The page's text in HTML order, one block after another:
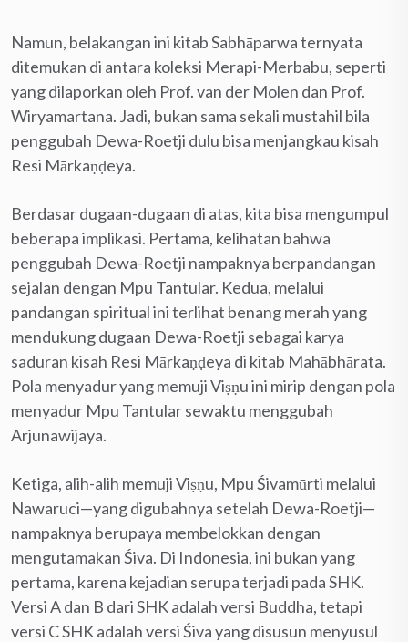
Namun, belakangan ini kitab Sabhāparwa ternyata
ditemukan di antara koleksi Merapi-Merbabu, seperti
yang dilaporkan oleh Prof. van der Molen dan Prof.
Wiryamartana. Jadi, bukan sama sekali mustahil bila
penggubah Dewa-Roetji dulu bisa menjangkau kisah
Resi Mārkaṇḍeya.
Berdasar dugaan-dugaan di atas, kita bisa mengumpul
beberapa implikasi. Pertama, kelihatan bahwa
penggubah Dewa-Roetji nampaknya berpandangan
sejalan dengan Mpu Tantular. Kedua, melalui
pandangan spiritual ini terlihat benang merah yang
mendukung dugaan Dewa-Roetji sebagai karya
saduran kisah Resi Mārkaṇḍeya di kitab Mahābhārata.
Pola menyadur yang memuji Viṣṇu ini mirip dengan pola
menyadur Mpu Tantular sewaktu menggubah
Arjunawijaya.
Ketiga, alih-alih memuji Viṣṇu, Mpu Śivamūrti melalui
Nawaruci—yang digubahnya setelah Dewa-Roetji—
nampaknya berupaya membelokkan dengan
mengutamakan Śiva. Di Indonesia, ini bukan yang
pertama, karena kejadian serupa terjadi pada SHK.
Versi A dan B dari SHK adalah versi Buddha, tetapi
versi C SHK adalah versi Śiva yang disusun menyusul